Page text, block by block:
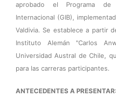
aprobado el Programa de
Internacional (GIB),
Valdivia. Se establece a partir
Instituto Alemán "Carlos
Universidad Austral de Chile,
para las carreras participantes.
ANTECEDENTES A PRESENTAR: